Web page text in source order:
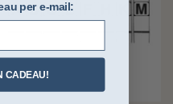
per e-mail:
CADEAU!